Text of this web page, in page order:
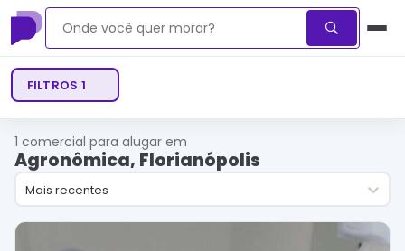
FILTROS 1
1 comercial para alugar em
Agronômica, Florianópolis
Mais recentes